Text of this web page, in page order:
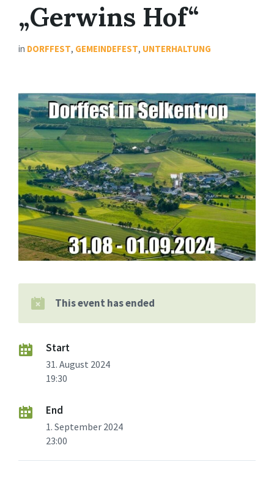
„Gerwins Hof“
in DORFFEST, GEMEINDEFEST, UNTERHALTUNG
This event has ended
Start
31. August 2024
19:30
End
1. September 2024
23:00